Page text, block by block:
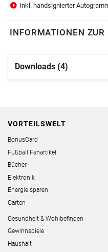
Inkl. handsignierter
INFORMATIONEN
Downloads (4)
VORTEILSWELT
BonusCard
Fußball Fanartikel
Bücher
Elektronik
Energie sparen
Garten
Gesundheit & Wohlbefinden
Gewinnspiele
Haushalt